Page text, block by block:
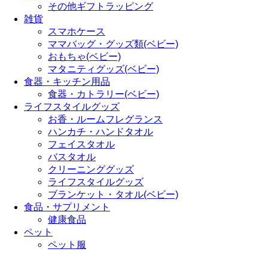
その他ギフトラッピング
雑貨
スマホケース
ママバッグ・グッズ類(ベビー)
おもちゃ(ベビー)
マタニティグッズ(ベビー)
食器・キッチン用品
食器・カトラリー(ベビー)
ライフスタイルグッズ
お香・ルームフレグランス
ハンカチ・ハンドタオル
フェイスタオル
バスタオル
クリーニンググッズ
ライフスタイルグッズ
ブランケット・タオル(ベビー)
食品・サプリメント
健康食品
ペット
ペット服